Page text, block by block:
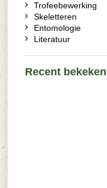
Trofeebewerking
Skeletteren
Entomologie
Literatuur
Recent bekeken